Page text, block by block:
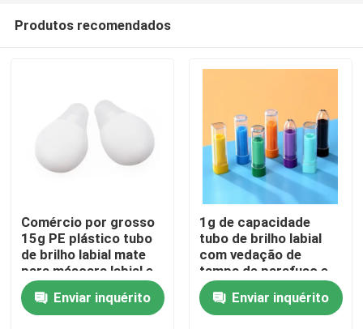
Casa
Produtos
Produtos recomendados
Comércio por grosso
15g PE plástico tubo
de brilho labial mate
para máscara labial e
embalagens
cosméticasEnviar inquérito
1g de capacidade
tubo de brilho labial
com vedação de
tampa de parafuso e
design personalizável
para aplicação
precisa
Enviar inquérito